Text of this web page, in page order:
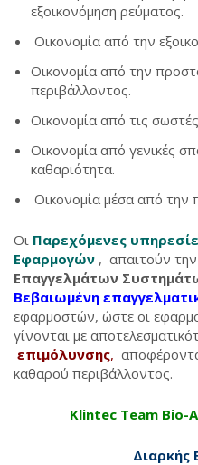
εξοικονόμηση ρεύματος.
Οικονομία από την
Οικονομία από την
περιβάλλοντος.
Οικονομία από τις
Οικονομία από γενικές
καθαριότητα.
Οικονομία μέσα από την
Οι Παρεχόμενες
Εφαρμογών , απαιτούν
Επαγγελμάτων
Βεβαιωμένη
εφαρμοστών, ώστε οι
γίνονται με
επιμόλυνσης,
καθαρού περιβάλλοντος.
Klintec Team Bio-
Διαρκής